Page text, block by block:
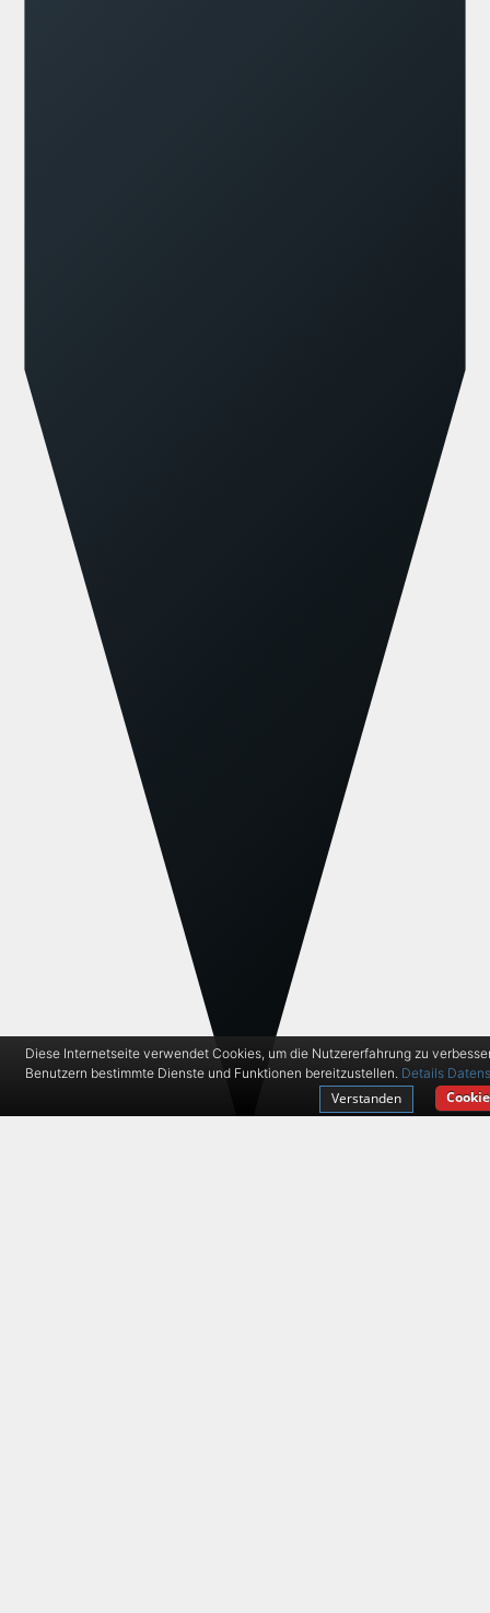
Diese Internetseite verwendet Cookies, um die Nutzererfahrung zu
Benutzern bestimmte Dienste und Funktionen bereitzustellen. Details
Verstanden